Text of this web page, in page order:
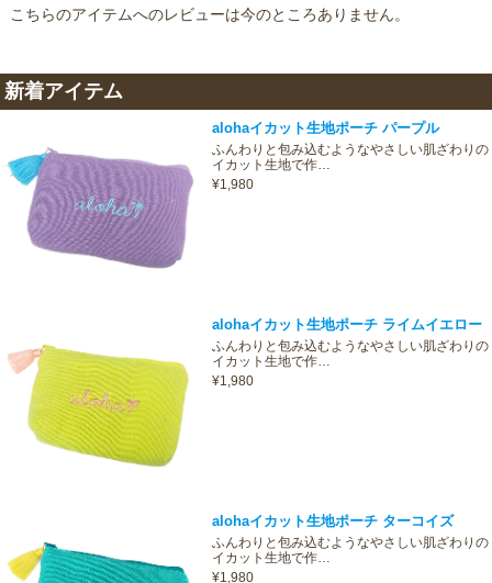
こちらのアイテムへのレビューは今のところありません。
新着アイテム
alohaイカット生地ポーチ パープル
ふんわりと包み込むようなやさしい肌ざわりの
イカット生地で作…
¥1,980
alohaイカット生地ポーチ ライムイエロー
ふんわりと包み込むようなやさしい肌ざわりの
イカット生地で作…
¥1,980
alohaイカット生地ポーチ ターコイズ
ふんわりと包み込むようなやさしい肌ざわりの
イカット生地で作…
¥1,980